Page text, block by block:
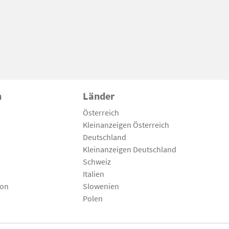
Länder
Österreich
Kleinanzeigen Österreich
Deutschland
Kleinanzeigen Deutschland
Schweiz
Italien
Slowenien
Polen